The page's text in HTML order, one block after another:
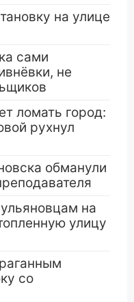
на улице
сами
не
ломать город:
рухнул
обманули
на
улицу
со